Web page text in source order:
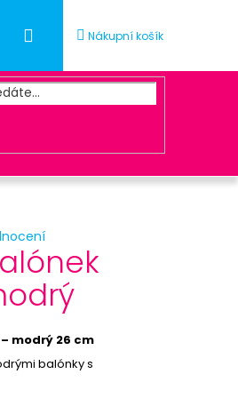
PřihlášeníNákupní košík
modrý 26 cm
balónky s